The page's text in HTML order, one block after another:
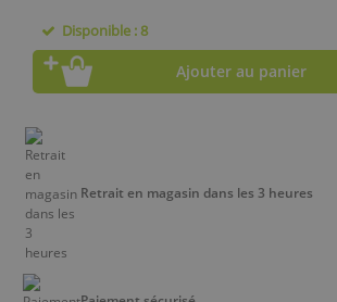
Disponible : 8
Ajouter au panier
Retrait en magasin dans les 3 heures